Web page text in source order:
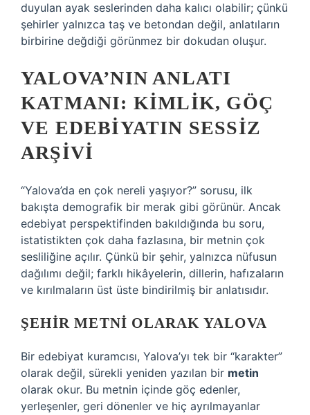
duyulan ayak seslerinden daha kalıcı olabilir; çünkü
şehirler yalnızca taş ve betondan değil, anlatıların
birbirine değdiği görünmez bir dokudan oluşur.
YALOVA’NIN ANLATI
KATMANI: KIMLIK, GÖÇ
VE EDEBIYATIN SESSIZ
ARŞIVI
“Yalova’da en çok nereli yaşıyor?” sorusu, ilk
bakışta demografik bir merak gibi görünür. Ancak
edebiyat perspektifinden bakıldığında bu soru,
istatistikten çok daha fazlasına, bir metnin çok
sesliliğine açılır. Çünkü bir şehir, yalnızca nüfusun
dağılımı değil; farklı hikâyelerin, dillerin, hafızaların
ve kırılmaların üst üste bindirilmiş bir anlatısıdır.
ŞEHIR METNI OLARAK YALOVA
Bir edebiyat kuramcısı, Yalova’yı tek bir “karakter”
olarak değil, sürekli yeniden yazılan bir metin
olarak okur. Bu metnin içinde göç edenler,
yerleşenler, geri dönenler ve hiç ayrılmayanlar